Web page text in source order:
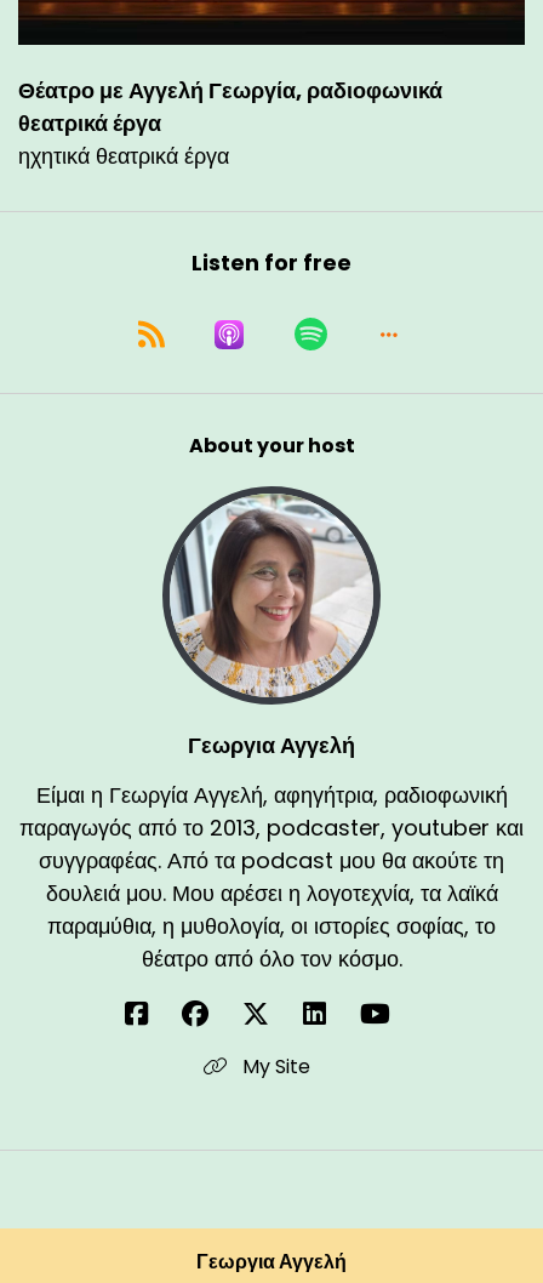
Θέατρο με Αγγελή Γεωργία, ραδιοφωνικά
θεατρικά έργα
ηχητικά θεατρικά έργα
Listen for free
About your host
Γεωργια Αγγελή
Είμαι η Γεωργία Αγγελή, αφηγήτρια, ραδιοφωνική
παραγωγός από το 2013, podcaster, youtuber και
συγγραφέας. Από τα podcast μου θα ακούτε τη
δουλειά μου. Μου αρέσει η λογοτεχνία, τα λαϊκά
παραμύθια, η μυθολογία, οι ιστορίες σοφίας, το
θέατρο από όλο τον κόσμο.
My Site
Γεωργια Αγγελή